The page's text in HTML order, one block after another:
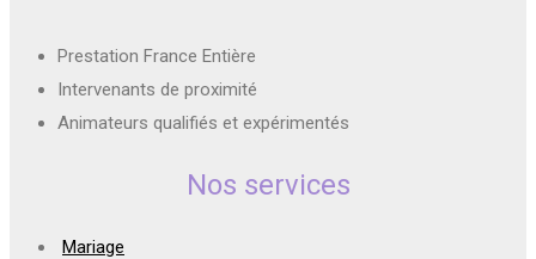
Prestation France Entière
Intervenants de proximité
Animateurs qualifiés et expérimentés
Nos services
Mariage